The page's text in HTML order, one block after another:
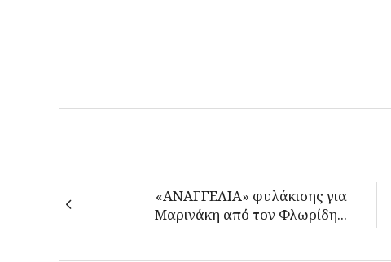
«ΑΝΑΓΓΕΛΙΑ» φυλάκισης για
Μαρινάκη από τον Φλωρίδη...